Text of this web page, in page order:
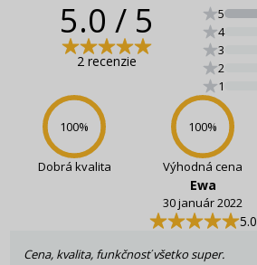
5.0 / 5
2 recenzie
5
4
3
2
1
100%
Dobrá kvalita
100%
Výhodná cena
Ewa
30 január 2022
5.0
Cena, kvalita, funkčnosť všetko super.